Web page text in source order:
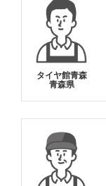
タイヤ館青森
青森県